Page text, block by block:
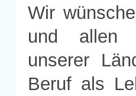
Wir
und allen
unserer
Beruf als